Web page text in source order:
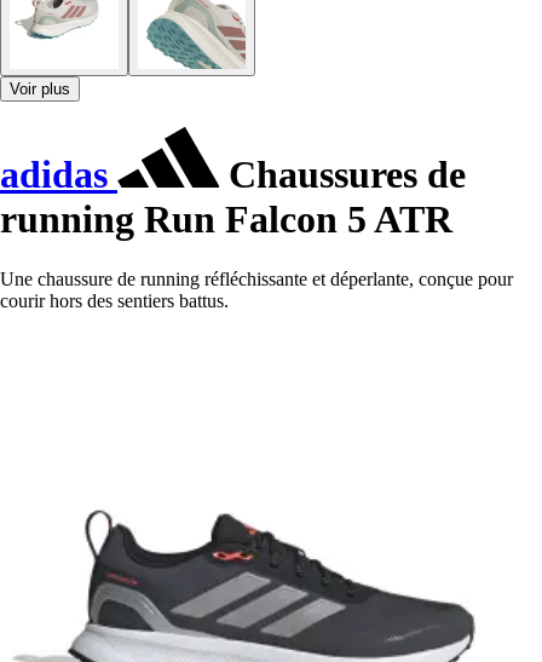
Voir plus
adidas
Chaussures de
running Run Falcon 5 ATR
Une chaussure de running réfléchissante et déperlante, conçue pour
courir hors des sentiers battus.